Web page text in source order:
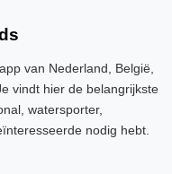
van Nederland, België,
vindt hier de belangrijkste
watersporter,
nodig hebt.